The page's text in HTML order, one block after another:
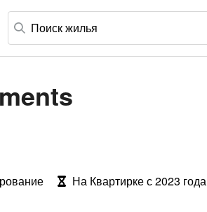
На Квартирке с 2023 года